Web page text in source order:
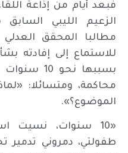
فبعد أيام من إذاعة
الزعيم الليبي
مطالبا المحقق
للاستماع إلى إفادته
بسببها
محاكمة، ومتسائلا:
الموضوع؟».
«10 سنوات، نسيت
طفولتي، دمروني تدمير